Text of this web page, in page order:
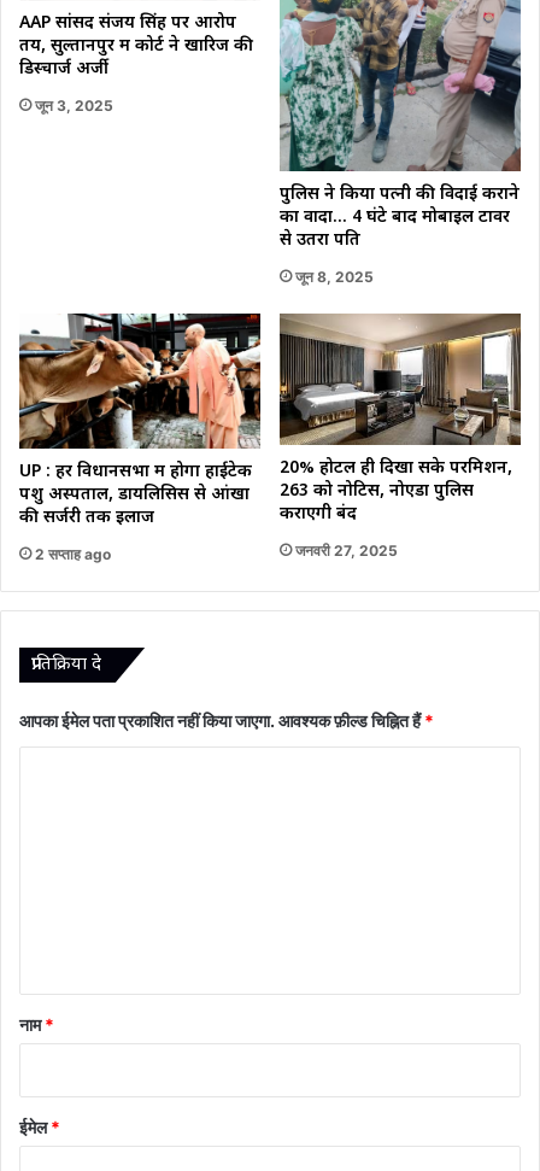
AAP सांसद संजय सिंह पर आरोप
तय, सुल्तानपुर में कोर्ट ने खारिज की
डिस्चार्ज अर्जी
जून 3, 2025
पुलिस ने किया पत्नी की विदाई कराने
का वादा… 4 घंटे बाद मोबाइल टावर
से उतरा पति
जून 8, 2025
UP : हर विधानसभा में होगा हाईटेक
पशु अस्पताल, डायलिसिस से आंखों
की सर्जरी तक इलाज
2 सप्ताह ago
20% होटल ही दिखा सके परमिशन,
263 को नोटिस, नोएडा पुलिस
कराएगी बंद
जनवरी 27, 2025
प्रातिक्रिया दे
आपका ईमेल पता प्रकाशित नहीं किया जाएगा. आवश्यक फ़ील्ड चिह्नित हैं*
नाम*
ईमेल*